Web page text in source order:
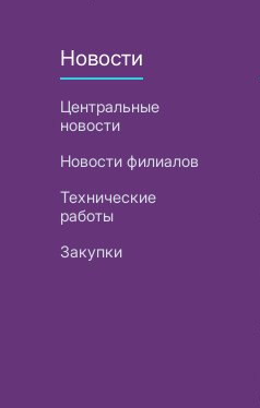
Новости
Центральные
новости
Новости филиалов
Технические
работы
Закупки